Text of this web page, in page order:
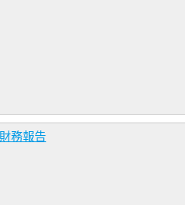
務報告